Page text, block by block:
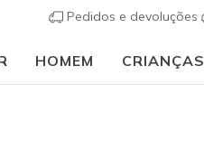
Pedidos e devoluções
HOMEM CRIANÇAS